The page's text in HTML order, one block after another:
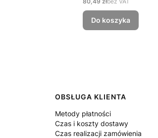
Do koszyka
OBSŁUGA KLIENTA
Metody płatności
Czas i koszty dostawy
Czas realizacji zamówienia